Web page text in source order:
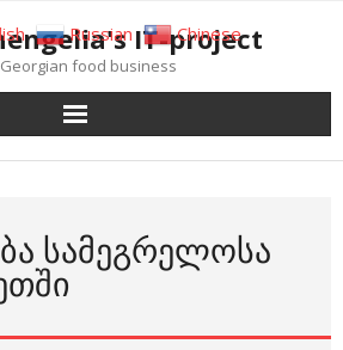
IT-project
Georgian food business
ᲡᲐᲛᲔᲒᲠᲔᲚᲝᲡᲐ
Russian
Chinese